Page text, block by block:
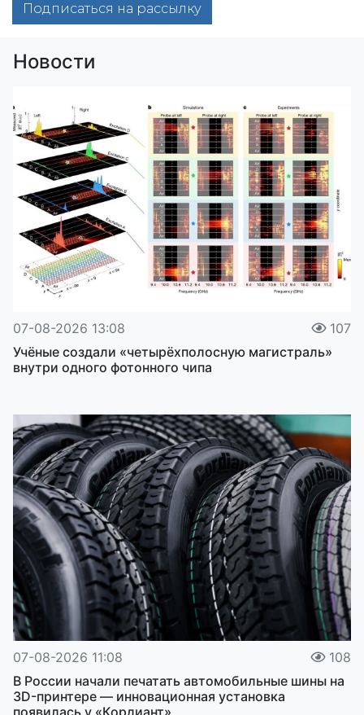
Подписаться на рассылку
Новости
07-08-2026 13:08
107
Учёные создали «четырёхполосную магистраль»
внутри одного фотонного чипа
07-08-2026 11:08
108
В России начали печатать автомобильные шины на
3D-принтере — инновационная установка
появилась у «Кордиант»